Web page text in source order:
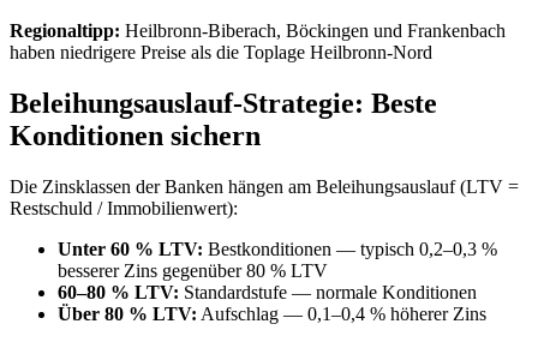
Regionaltipp: Heilbronn-Biberach, Böckingen und Frankenbach
haben niedrigere Preise als die Toplage Heilbronn-Nord
Beleihungsauslauf-Strategie: Beste
Konditionen sichern
Die Zinsklassen der Banken hängen am Beleihungsauslauf (LTV =
Restschuld / Immobilienwert):
Unter 60 % LTV: Bestkonditionen — typisch 0,2–0,3 %
besserer Zins gegenüber 80 % LTV
60–80 % LTV: Standardstufe — normale Konditionen
Über 80 % LTV: Aufschlag — 0,1–0,4 % höherer Zins